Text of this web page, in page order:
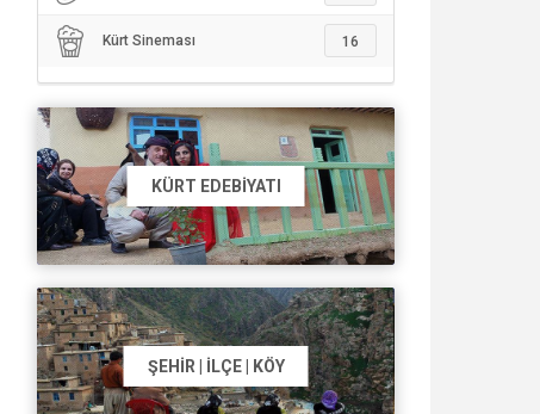
Kürt Sineması 16
KÜRT EDEBIYATI
ŞEHIR | İLÇE | KÖY